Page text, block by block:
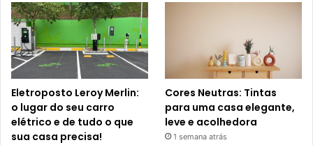
Eletroposto Leroy Merlin:
o lugar do seu carro
elétrico e de tudo o que
sua casa precisa!
Cores Neutras: Tintas
para uma casa elegante,
leve e acolhedora
1 semana atrás